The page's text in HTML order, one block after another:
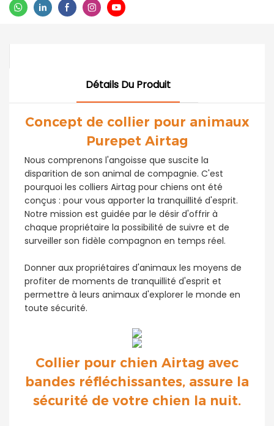
Détails Du Produit
Concept de collier pour animaux
Purepet Airtag
Nous comprenons l'angoisse que suscite la
disparition de son animal de compagnie. C'est
pourquoi les colliers Airtag pour chiens ont été
conçus : pour vous apporter la tranquillité d'esprit.
Notre mission est guidée par le désir d'offrir à
chaque propriétaire la possibilité de suivre et de
surveiller son fidèle compagnon en temps réel.
Donner aux propriétaires d'animaux les moyens de
profiter de moments de tranquillité d'esprit et
permettre à leurs animaux d'explorer le monde en
toute sécurité.
Collier pour chien Airtag avec
bandes réfléchissantes, assure la
sécurité de votre chien la nuit.